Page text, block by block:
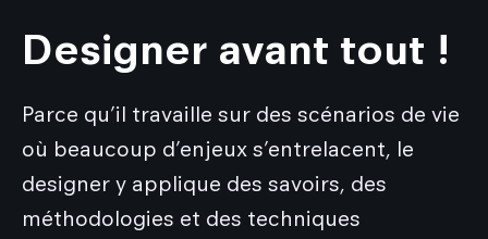
Designer avant tout !
Parce qu’il travaille sur des scénarios de vie
où beaucoup d’enjeux s’entrelacent, le
designer y applique des savoirs, des
méthodologies et des techniques